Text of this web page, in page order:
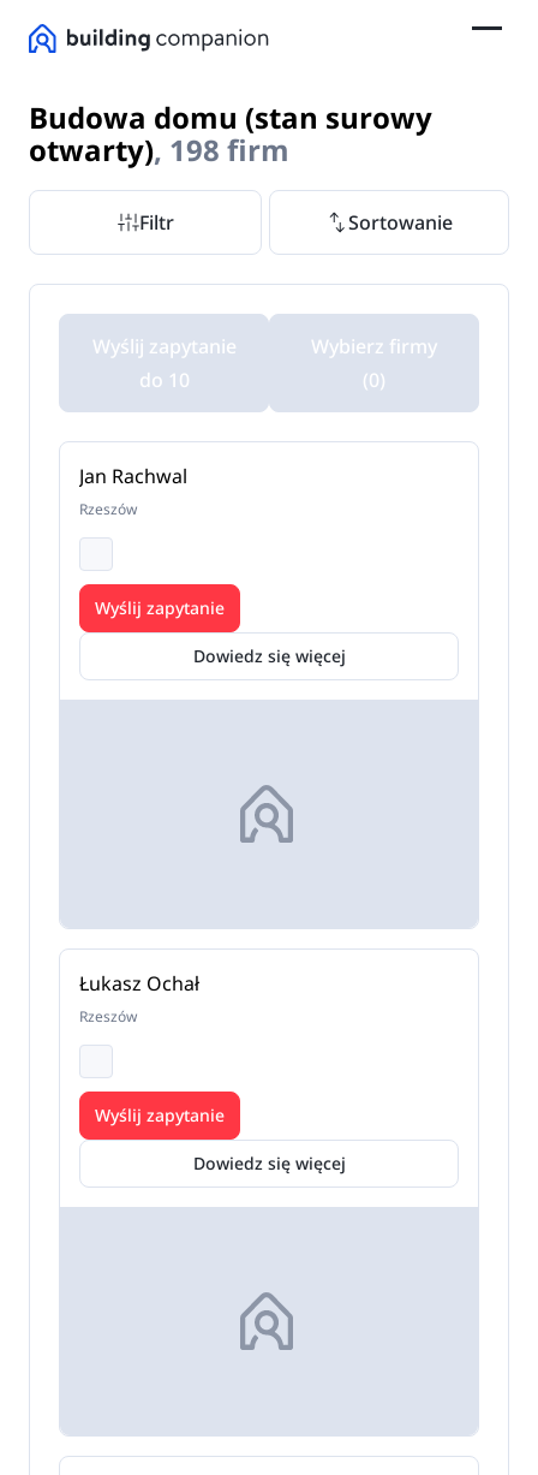
Budowa domu (stan surowy
otwarty), 198 firm
Filtr Sortowanie
Wyślij zapytanie
do 10
Wybierz firmy
(0)
Jan Rachwal
Rzeszów
Dowiedz się więcej
Wyślij zapytanie
Łukasz Ochał
Rzeszów
Dowiedz się więcej
Wyślij zapytanie